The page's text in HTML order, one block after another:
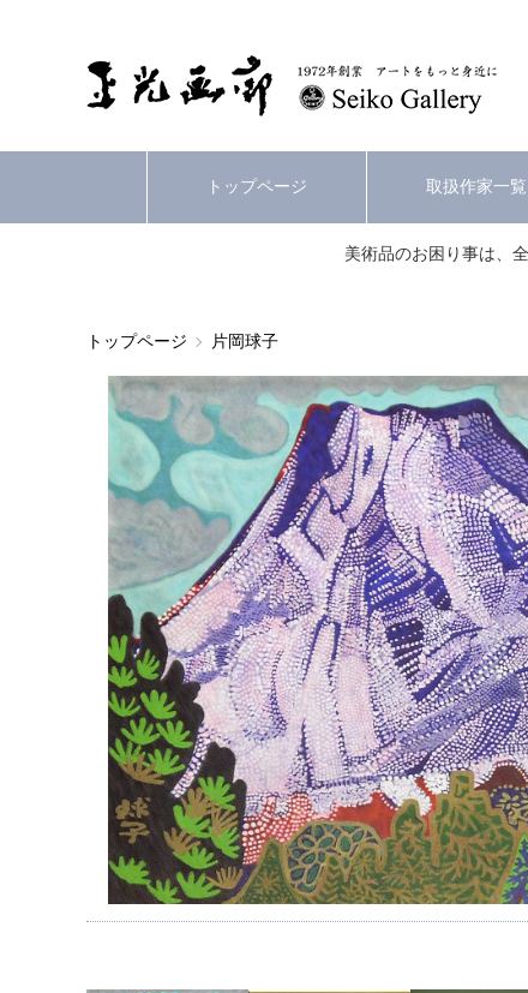
トップページ 取扱作家一覧
美術品のお困り事は、
トップページ 片岡球子